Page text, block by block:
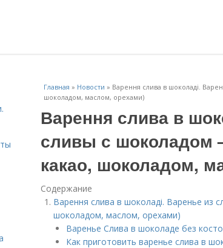
Главная » Новости » Варення слива в шоколаді.
шоколадом, маслом, орехами)
Варення слива в
сливы с шоколадом
какао, шоколадом,
Содержание
Варення слива в шоколаді. Варенье из
шоколадом, маслом, орехами)
Варенье Слива в шоколаде без
Как приготовить варенье слива в